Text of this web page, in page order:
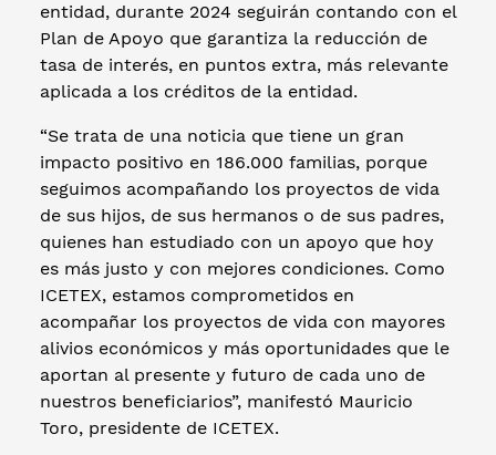
entidad, durante 2024 seguirán contando con el
Plan de Apoyo que garantiza la reducción de
tasa de interés, en puntos extra, más relevante
aplicada a los créditos de la entidad.
“Se trata de una noticia que tiene un gran
impacto positivo en 186.000 familias, porque
seguimos acompañando los proyectos de vida
de sus hijos, de sus hermanos o de sus padres,
quienes han estudiado con un apoyo que hoy
es más justo y con mejores condiciones. Como
ICETEX, estamos comprometidos en
acompañar los proyectos de vida con mayores
alivios económicos y más oportunidades que le
aportan al presente y futuro de cada uno de
nuestros beneficiarios”, manifestó Mauricio
Toro, presidente de ICETEX.